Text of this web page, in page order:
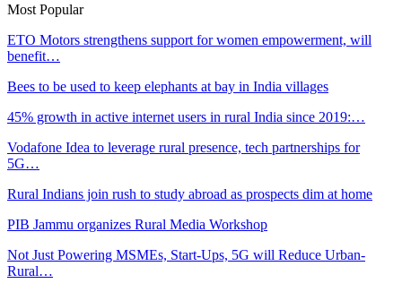
Most Popular
ETO Motors strengthens support for women empowerment, will
benefit…
Bees to be used to keep elephants at bay in India villages
45% growth in active internet users in rural India since 2019:…
Vodafone Idea to leverage rural presence, tech partnerships for
5G…
Rural Indians join rush to study abroad as prospects dim at home
PIB Jammu organizes Rural Media Workshop
Not Just Powering MSMEs, Start-Ups, 5G will Reduce Urban-
Rural…